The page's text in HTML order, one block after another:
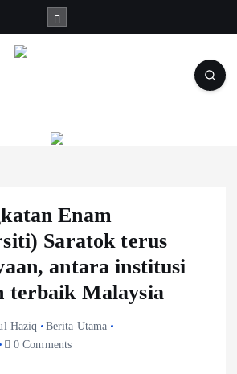
Enam
Saratok terus
antara institusi
terbaik Malaysia
Haziq
Berita Utama
0 Comments